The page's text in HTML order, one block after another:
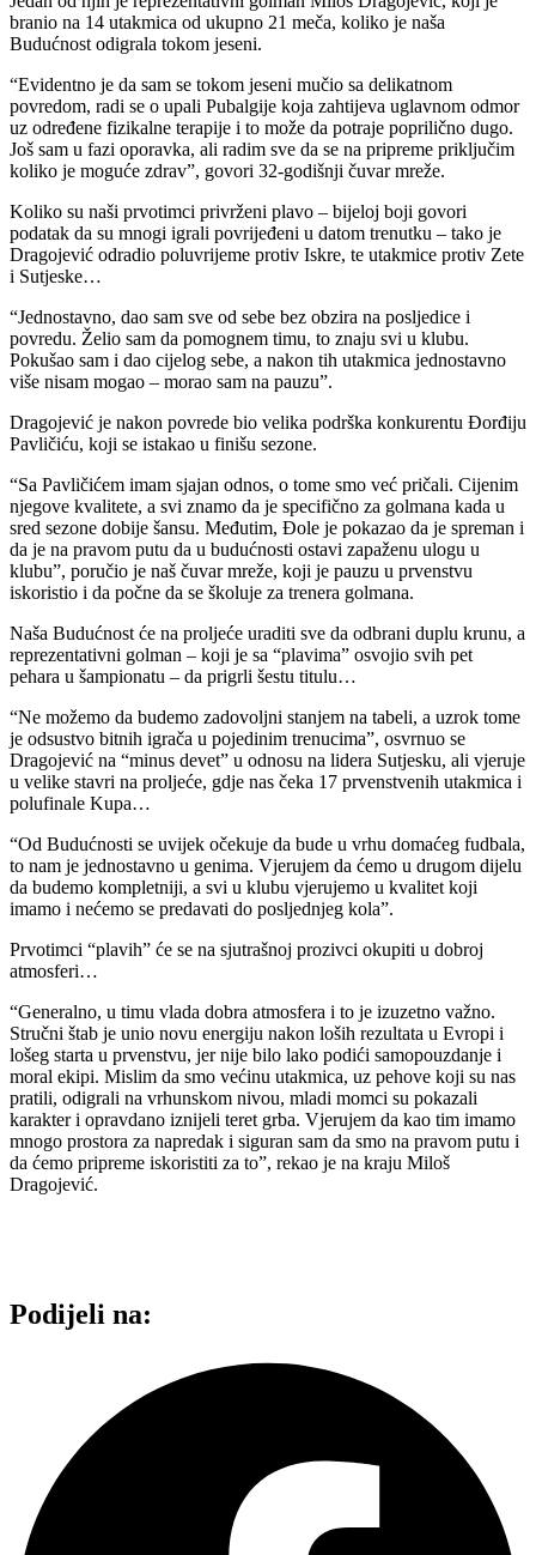
branio na 14 utakmica od ukupno 21 meča, koliko je naša
Budućnost odigrala tokom jeseni.
“Evidentno je da sam se tokom jeseni mučio sa delikatnom
povredom, radi se o upali Pubalgije koja zahtijeva uglavnom odmor
uz određene fizikalne terapije i to može da potraje poprilično dugo.
Još sam u fazi oporavka, ali radim sve da se na pripreme priključim
koliko je moguće zdrav”, govori 32-godišnji čuvar mreže.
Koliko su naši prvotimci privrženi plavo – bijeloj boji govori
podatak da su mnogi igrali povrijeđeni u datom trenutku – tako je
Dragojević odradio poluvrijeme protiv Iskre, te utakmice protiv Zete
i Sutjeske…
“Jednostavno, dao sam sve od sebe bez obzira na posljedice i
povredu. Želio sam da pomognem timu, to znaju svi u klubu.
Pokušao sam i dao cijelog sebe, a nakon tih utakmica jednostavno
više nisam mogao – morao sam na pauzu”.
Dragojević je nakon povrede bio velika podrška konkurentu Đorđiju
Pavličiću, koji se istakao u finišu sezone.
“Sa Pavličićem imam sjajan odnos, o tome smo već pričali. Cijenim
njegove kvalitete, a svi znamo da je specifično za golmana kada u
sred sezone dobije šansu. Međutim, Đole je pokazao da je spreman i
da je na pravom putu da u budućnosti ostavi zapaženu ulogu u
klubu”, poručio je naš čuvar mreže, koji je pauzu u prvenstvu
iskoristio i da počne da se školuje za trenera golmana.
Naša Budućnost će na proljeće uraditi sve da odbrani duplu krunu, a
reprezentativni golman – koji je sa “plavima” osvojio svih pet
pehara u šampionatu – da prigrli šestu titulu…
“Ne možemo da budemo zadovoljni stanjem na tabeli, a uzrok tome
je odsustvo bitnih igrača u pojedinim trenucima”, osvrnuo se
Dragojević na “minus devet” u odnosu na lidera Sutjesku, ali vjeruje
u velike stavri na proljeće, gdje nas čeka 17 prvenstvenih utakmica i
polufinale Kupa…
“Od Budućnosti se uvijek očekuje da bude u vrhu domaćeg fudbala,
to nam je jednostavno u genima. Vjerujem da ćemo u drugom dijelu
da budemo kompletniji, a svi u klubu vjerujemo u kvalitet koji
imamo i nećemo se predavati do posljednjeg kola”.
Prvotimci “plavih” će se na sjutrašnoj prozivci okupiti u dobroj
atmosferi…
“Generalno, u timu vlada dobra atmosfera i to je izuzetno važno.
Stručni štab je unio novu energiju nakon loših rezultata u Evropi i
lošeg starta u prvenstvu, jer nije bilo lako podići samopouzdanje i
moral ekipi. Mislim da smo većinu utakmica, uz pehove koji su nas
pratili, odigrali na vrhunskom nivou, mladi momci su pokazali
karakter i opravdano iznijeli teret grba. Vjerujem da kao tim imamo
mnogo prostora za napredak i siguran sam da smo na pravom putu i
da ćemo pripreme iskoristiti za to”, rekao je na kraju Miloš
Dragojević.
Podijeli na: